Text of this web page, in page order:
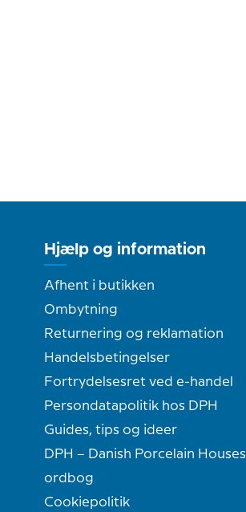
Hjælp og information
Afhent i butikken
Ombytning
Returnering og reklamation
Handelsbetingelser
Fortrydelsesret ved e-handel
Persondatapolitik hos DPH
Guides, tips og ideer
DPH – Danish Porcelain Houses
ordbog
Cookiepolitik